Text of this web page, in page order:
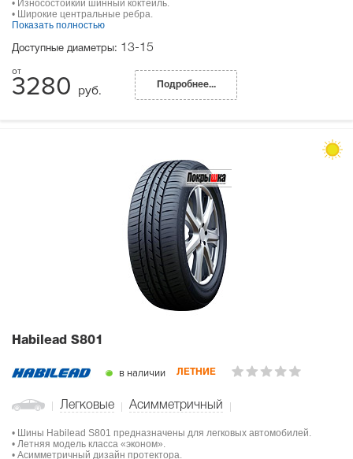
• Износостойкий шинный коктейль.
• Широкие центральные ребра.
Показать полностью
Доступные диаметры: 13-15
3280 руб. Подробнее...
Habilead S801
в наличии ЛЕТНИЕ
Легковые Асимметричный
• Шины Habilead S801 предназначены для легковых автомобилей.
• Летняя модель класса «эконом».
• Асимметричный дизайн протектора.